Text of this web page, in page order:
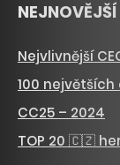
Nejvlivnější
100 největších
CC25 – 2024
TOP 20 🇨🇿